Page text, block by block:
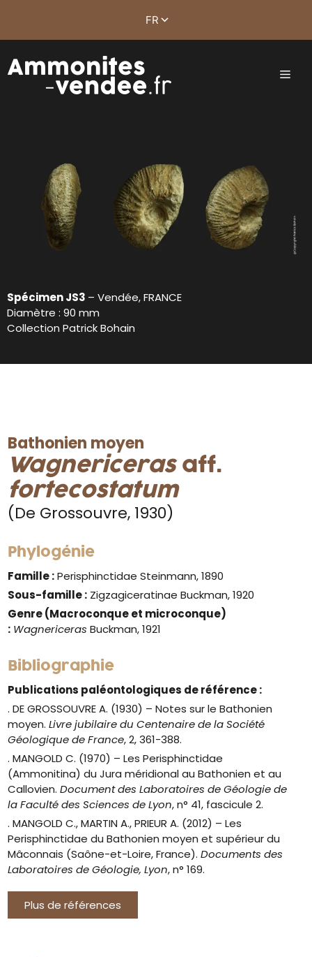
Spécimen JS3 – Vendée, FRANCE
Diamètre : 90 mm
Collection Patrick Bohain
Bathonien moyen
Wagnericerasaff.
fortecostatum
(De Grossouvre, 1930)
Phylogénie
Famille :Perisphinctidae Steinmann, 1890
Sous-famille : Zigzagiceratinae Buckman, 1920
Genre(Macroconque et microconque)
: Wagnericeras Buckman, 1921
Bibliographie
Publications paléontologiques de référence :
. DE GROSSOUVRE A. (1930) – Notes sur le Bathonien
moyen.Livre jubilaire du Centenaire de la Société
Géologique de France, 2, 361-388.
. MANGOLD C. (1970) – Les Perisphinctidae
(Ammonitina) du Jura méridional au Bathonien et au
Callovien.Document des Laboratoires de Géologie de
la Faculté des Sciences de Lyon, n° 41, fascicule 2.
. MANGOLD C., MARTIN A., PRIEUR A. (2012) – Les
Perisphinctidae du Bathonien moyen et supérieur du
Mâconnais (Saône-et-Loire, France).Documents des
Laboratoires de Géologie, Lyon, n° 169.
Plus de références